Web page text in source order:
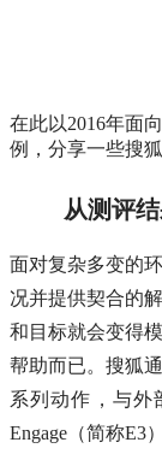
在此以2016年面
例，分享一些搜
从测评
面对复杂多变的
况并提供契合的
和目标就会变得
帮助而已。搜狐
系列动作，与外
Engage（简称E3